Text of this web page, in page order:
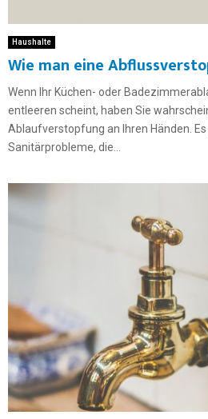
Haushalte
Wie man eine
Wenn Ihr Küchen- oder
entleeren scheint, haben Sie
Ablaufverstopfung an Ihren Händen.
Sanitärprobleme, die...